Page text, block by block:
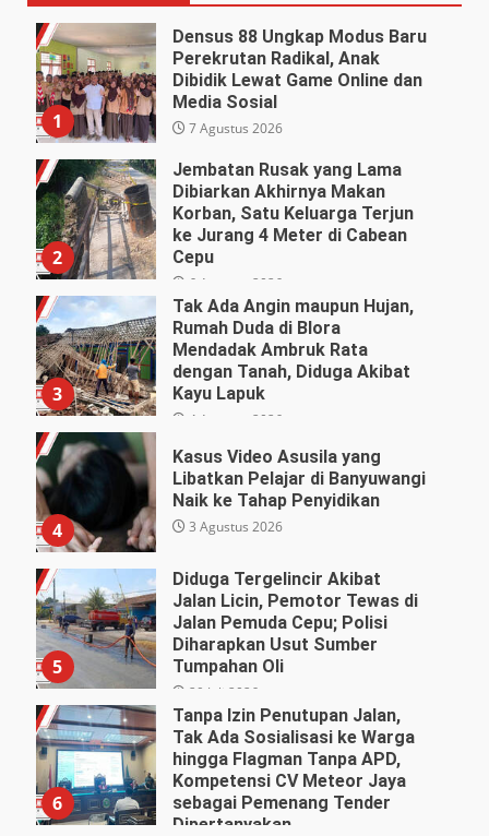
1
Densus 88 Ungkap Modus Baru
Perekrutan Radikal, Anak
Dibidik Lewat Game Online dan
Media Sosial
7 Agustus 2026
2
Jembatan Rusak yang Lama
Dibiarkan Akhirnya Makan
Korban, Satu Keluarga Terjun
ke Jurang 4 Meter di Cabean
Cepu
6 Agustus 2026
3
Tak Ada Angin maupun Hujan,
Rumah Duda di Blora
Mendadak Ambruk Rata
dengan Tanah, Diduga Akibat
Kayu Lapuk
4 Agustus 2026
4
Kasus Video Asusila yang
Libatkan Pelajar di Banyuwangi
Naik ke Tahap Penyidikan
3 Agustus 2026
5
Diduga Tergelincir Akibat
Jalan Licin, Pemotor Tewas di
Jalan Pemuda Cepu; Polisi
Diharapkan Usut Sumber
Tumpahan Oli
29 Juli 2026
6
Tanpa Izin Penutupan Jalan,
Tak Ada Sosialisasi ke Warga
hingga Flagman Tanpa APD,
Kompetensi CV Meteor Jaya
sebagai Pemenang Tender
Dipertanyakan